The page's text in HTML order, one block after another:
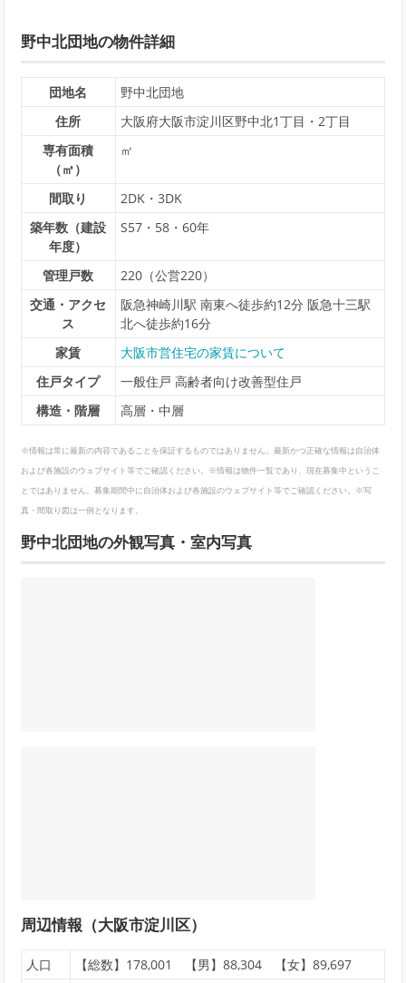
野中北団地の物件詳細
団地名
野中北団地
住所
大阪府大阪市淀川区野中北1丁目・2丁目
専有面積
（㎡）
㎡
間取り
2DK・3DK
築年数（建設
年度）
S57・58・60年
管理戸数
220（公営220）
交通・アクセ
ス
阪急神崎川駅 南東へ徒歩約12分 阪急十三駅
北へ徒歩約16分
家賃
大阪市営住宅の家賃について
住戸タイプ
一般住戸 高齢者向け改善型住戸
構造・階層
高層・中層
※情報は常に最新の内容であることを保証するものではありません。最新かつ正確な情報は自治体
および各施設のウェブサイト等でご確認ください。※情報は物件一覧であり、現在募集中というこ
とではありません。募集期間中に自治体および各施設のウェブサイト等でご確認ください。※写
真・間取り図は一例となります。
野中北団地の外観写真・室内写真
周辺情報（大阪市淀川区）
人口
【総数】178,001 【男】88,304 【女】89,697